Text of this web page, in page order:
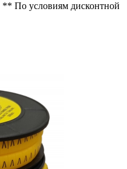
** По условиям дисконтной